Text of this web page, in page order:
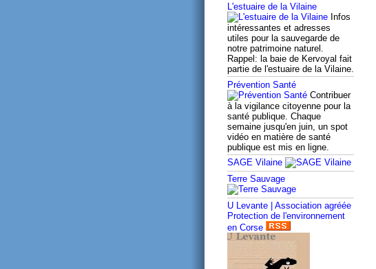
L'estuaire de la Vilaine
Infos
intéressantes et adresses
utiles pour la sauvegarde de
notre patrimoine naturel.
Rappel: la baie de Kervoyal fait
partie de l'estuaire de la Vilaine.
Prévention Santé
Contribuer
à la vigilance citoyenne pour la
santé publique. Chaque
semaine jusqu'en juin, un spot
vidéo en matière de santé
publique est mis en ligne.
SAGE Vilaine
Terre Sauvage
U Levante | Association agréée
Protection de l'environnement
en Corse